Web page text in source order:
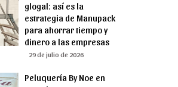
glogal: así es la
estrategia de Manupack
para ahorrar tiempo y
dinero a las empresas
29 de julio de 2026
Peluquería By Noe en